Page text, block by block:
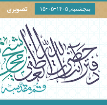
پنجشنبه, ۱۴۰۵-۰۵-۱۵ تصویری